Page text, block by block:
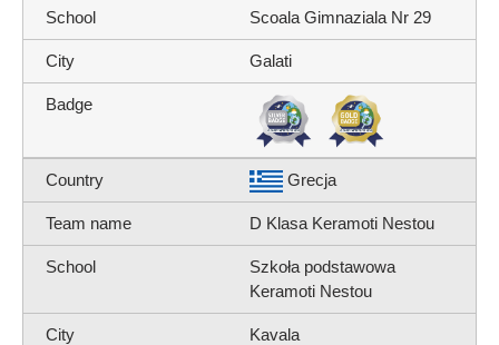
Scoala Gimnaziala Nr 29
Galati
Grecja
D Klasa Keramoti Nestou
Szkoła podstawowa
Keramoti Nestou
Kavala